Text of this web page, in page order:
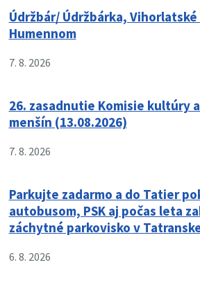
Údržbár/ Údržbárka, Vihorlatské
Humennom
7. 8. 2026
26. zasadnutie Komisie kultúry
menšín (13.08.2026)
7. 8. 2026
Parkujte zadarmo a do Tatier
autobusom, PSK aj počas leta
záchytné parkovisko v
6. 8. 2026